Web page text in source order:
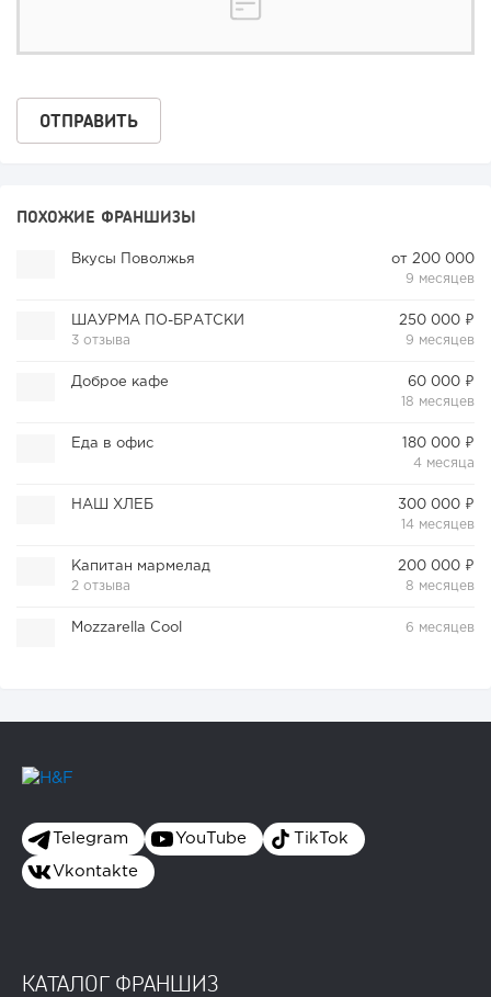
ПОХОЖИЕ ФРАНШИЗЫ
Вкусы Поволжья
от 200 000
9 месяцев
ШАУРМА ПО-БРАТСКИ
3 отзыва
250 000 ₽
9 месяцев
Доброе кафе
60 000 ₽
18 месяцев
Еда в офис
180 000 ₽
4 месяца
НАШ ХЛЕБ
300 000 ₽
14 месяцев
Капитан мармелад
2 отзыва
200 000 ₽
8 месяцев
Mozzarella Cool 6 месяцев
Telegram YouTube TikTok
Vkontakte
КАТАЛОГ ФРАНШИЗ